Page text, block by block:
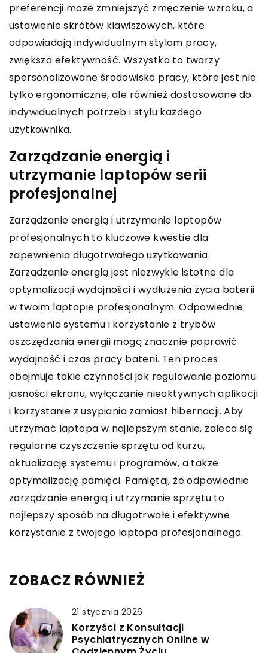
preferencji może zmniejszyć zmęczenie wzroku, a
ustawienie skrótów klawiszowych, które
odpowiadają indywidualnym stylom pracy,
zwiększa efektywność. Wszystko to tworzy
spersonalizowane środowisko pracy, które jest nie
tylko ergonomiczne, ale również dostosowane do
indywidualnych potrzeb i stylu każdego
użytkownika.
Zarządzanie energią i
utrzymanie laptopów serii
profesjonalnej
Zarządzanie energią i utrzymanie laptopów
profesjonalnych to kluczowe kwestie dla
zapewnienia długotrwałego użytkowania.
Zarządzanie energią jest niezwykle istotne dla
optymalizacji wydajności i wydłużenia życia baterii
w twoim laptopie profesjonalnym. Odpowiednie
ustawienia systemu i korzystanie z trybów
oszczędzania energii mogą znacznie poprawić
wydajność i czas pracy baterii. Ten proces
obejmuje takie czynności jak regulowanie poziomu
jasności ekranu, wyłączanie nieaktywnych aplikacji
i korzystanie z usypiania zamiast hibernacji. Aby
utrzymać laptopa w najlepszym stanie, zaleca się
regularne czyszczenie sprzętu od kurzu,
aktualizację systemu i programów, a także
optymalizację pamięci. Pamiętaj, że odpowiednie
zarządzanie energią i utrzymanie sprzętu to
najlepszy sposób na długotrwałe i efektywne
korzystanie z twojego laptopa profesjonalnego.
ZOBACZ RÓWNIEŻ
21 stycznia 2026
Korzyści z Konsultacji
Psychiatrycznych Online w